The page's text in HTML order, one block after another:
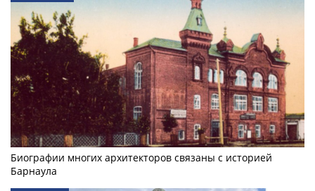
Биографии многих архитекторов связаны с историей
Барнаула